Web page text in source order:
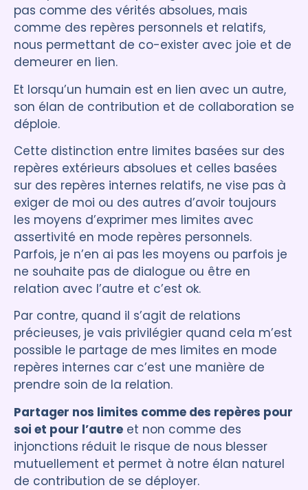
pas comme des vérités absolues, mais
comme des repères personnels et relatifs,
nous permettant de co-exister avec joie et de
demeurer en lien.
Et lorsqu’un humain est en lien avec un autre,
son élan de contribution et de collaboration se
déploie.
Cette distinction entre limites basées sur des
repères extérieurs absolues et celles basées
sur des repères internes relatifs, ne vise pas à
exiger de moi ou des autres d’avoir toujours
les moyens d’exprimer mes limites avec
assertivité en mode repères personnels.
Parfois, je n’en ai pas les moyens ou parfois je
ne souhaite pas de dialogue ou être en
relation avec l’autre et c’est ok.
Par contre, quand il s’agit de relations
précieuses, je vais privilégier quand cela m’est
possible le partage de mes limites en mode
repères internes car c’est une manière de
prendre soin de la relation.
Partager nos limites comme des repères pour
soi et pour l’autre et non comme des
injonctions réduit le risque de nous blesser
mutuellement et permet à notre élan naturel
de contribution de se déployer.